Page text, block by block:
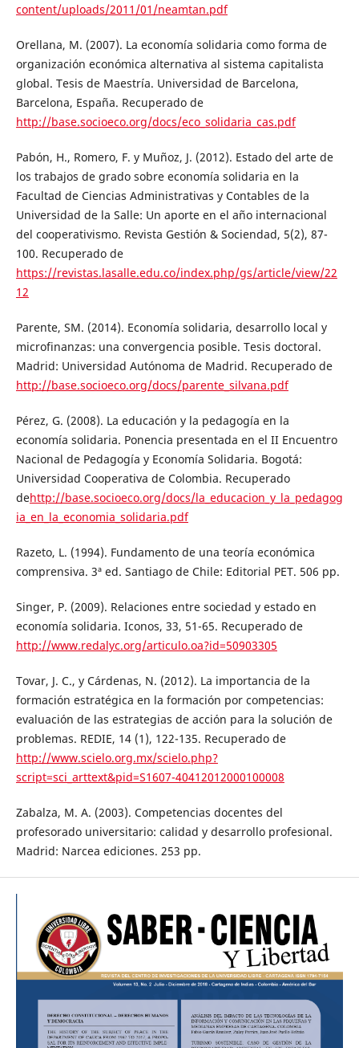
content/uploads/2011/01/neamtan.pdf
Orellana, M. (2007). La economía solidaria como forma de
organización económica alternativa al sistema capitalista
global. Tesis de Maestría. Universidad de Barcelona,
Barcelona, España. Recuperado de
http://base.socioeco.org/docs/eco_solidaria_cas.pdf
Pabón, H., Romero, F. y Muñoz, J. (2012). Estado del arte de
los trabajos de grado sobre economía solidaria en la
Facultad de Ciencias Administrativas y Contables de la
Universidad de la Salle: Un aporte en el año internacional
del cooperativismo. Revista Gestión & Sociendad, 5(2), 87-
100. Recuperado de
https://revistas.lasalle.edu.co/index.php/gs/article/view/22
12
Parente, SM. (2014). Economía solidaria, desarrollo local y
microfinanzas: una convergencia posible. Tesis doctoral.
Madrid: Universidad Autónoma de Madrid. Recuperado de
http://base.socioeco.org/docs/parente_silvana.pdf
Pérez, G. (2008). La educación y la pedagogía en la
economía solidaria. Ponencia presentada en el II Encuentro
Nacional de Pedagogía y Economía Solidaria. Bogotá:
Universidad Cooperativa de Colombia. Recuperado
dehttp://base.socioeco.org/docs/la_educacion_y_la_pedagog
ia_en_la_economia_solidaria.pdf
Razeto, L. (1994). Fundamento de una teoría económica
comprensiva. 3ª ed. Santiago de Chile: Editorial PET. 506 pp.
Singer, P. (2009). Relaciones entre sociedad y estado en
economía solidaria. Iconos, 33, 51-65. Recuperado de
http://www.redalyc.org/articulo.oa?id=50903305
Tovar, J. C., y Cárdenas, N. (2012). La importancia de la
formación estratégica en la formación por competencias:
evaluación de las estrategias de acción para la solución de
problemas. REDIE, 14 (1), 122-135. Recuperado de
http://www.scielo.org.mx/scielo.php?
script=sci_arttext&pid=S1607-40412012000100008
Zabalza, M. A. (2003). Competencias docentes del
profesorado universitario: calidad y desarrollo profesional.
Madrid: Narcea ediciones. 253 pp.